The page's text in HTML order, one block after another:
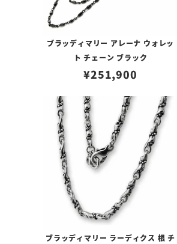
ブラッディマリー アレーナ ウォレッ
ト チェーン ブラック
¥251,900
ブラッディマリー ラーディクス 根 チ